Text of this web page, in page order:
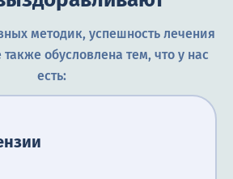
методик, успешность лечения
обусловлена тем, что у нас
есть: